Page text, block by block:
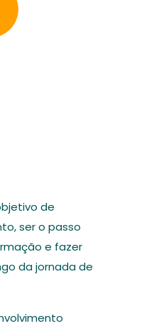
de
ser o passo
e fazer
da jornada de